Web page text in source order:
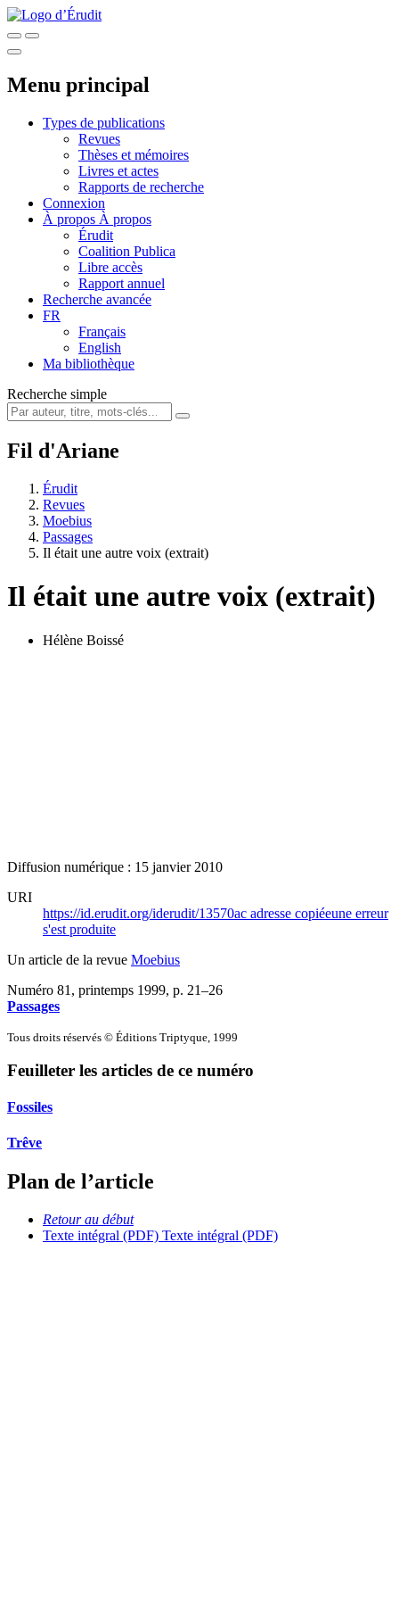
Menu principal
Types de publications
Revues
Thèses et mémoires
Livres et actes
Rapports de recherche
Connexion
À propos À propos
Érudit
Coalition Publica
Libre accès
Rapport annuel
Recherche avancée
FR
Français
English
Ma bibliothèque
Recherche simple
Fil d'Ariane
Érudit
Revues
Moebius
Passages
Il était une autre voix (extrait)
Il était une autre voix (extrait)
Hélène Boissé
Diffusion numérique : 15 janvier 2010
URI
https://id.erudit.org/iderudit/13570ac adresse copiéeune erreur
s'est produite
Un article de la revue Moebius
Numéro 81, printemps 1999, p. 21–26
Passages
Tous droits réservés © Éditions Triptyque, 1999
Feuilleter les articles de ce numéro
Fossiles
Trêve
Plan de l’article
Retour au début
Texte intégral (PDF) Texte intégral (PDF)